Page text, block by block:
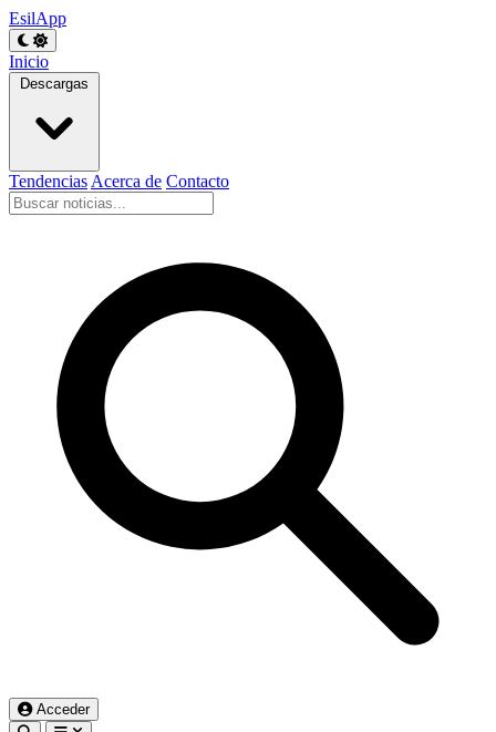
EsilApp
Inicio
Descargas
Tendencias Acerca de Contacto
Acceder